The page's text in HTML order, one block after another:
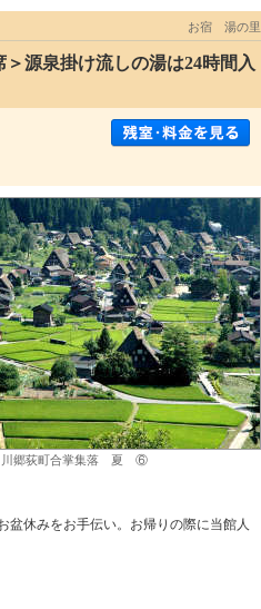
お宿 湯の里
源泉掛け流しの湯は24時間入
川郷荻町合掌集落 夏 ⑥
盆休みをお手伝い。お帰りの際に当館人